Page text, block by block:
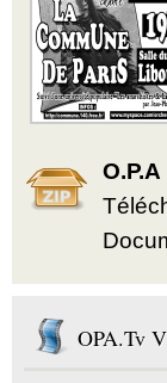
OPA.Tv